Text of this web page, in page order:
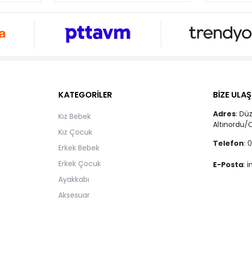
KATEGORİLER
Kız Bebek
Kız Çocuk
Erkek Bebek
Erkek Çocuk
Ayakkabı
Aksesuar
BİZE
Adres:
Altınordu/
Telefon:
E-Posta: